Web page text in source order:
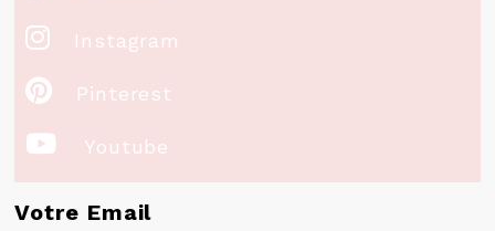
 Instagram
 Pinterest
 Youtube
Votre Email